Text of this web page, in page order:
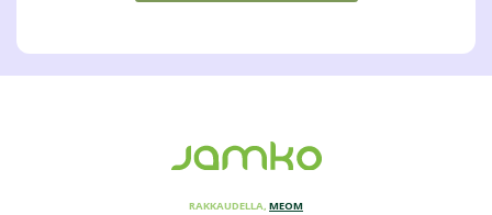
RAKKAUDELLA, MEOM